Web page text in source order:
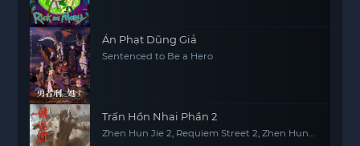
Án Phạt Dũng Giả
Sentenced to Be a Hero
Trấn Hồn Nhai Phần 2
Zhen Hun Jie 2, Requiem Street 2, Zhen Hun